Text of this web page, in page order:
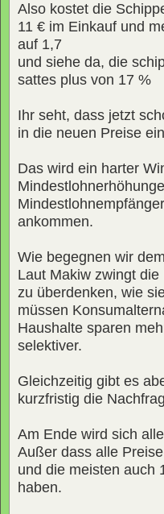
Also kostet die
11 € im Einkauf und
auf 1,7
und siehe da, die
sattes plus von 17 %
Ihr seht, dass jetzt
in die neuen Preise
Das wird ein harter
ankommen.
Wie begegnen wir
Laut Makiw zwingt
zu überdenken, wie
müssen
Haushalte sparen
selektiver.
Gleichzeitig gibt es
kurzfristig die
Am Ende wird sich
Außer dass alle
und die meisten auch
haben.